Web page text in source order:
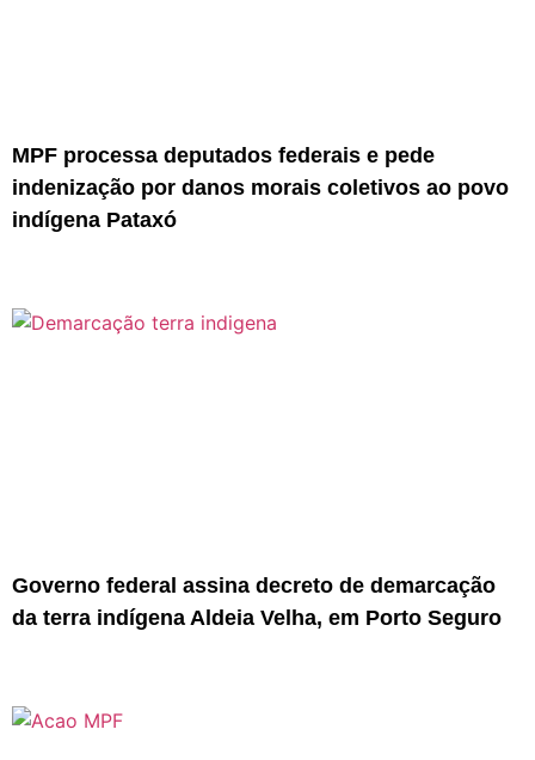
MPF processa deputados federais e pede
indenização por danos morais coletivos ao povo
indígena Pataxó
Governo federal assina decreto de demarcação
da terra indígena Aldeia Velha, em Porto Seguro